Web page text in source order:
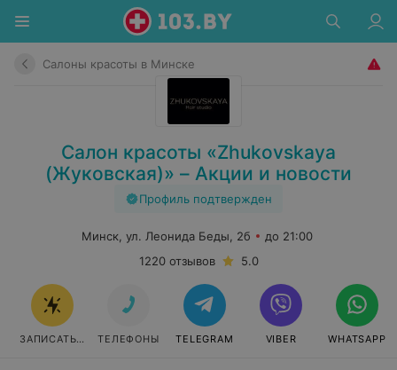
Салоны красоты в Минске
Салон красоты «Zhukovskaya
(Жуковская)» – Акции и новости
Профиль подтвержден
Минск, ул. Леонида Беды, 2б
до 21:00
1220 отзывов
5.0
ЗАПИСАТЬСЯ ТЕЛЕФОНЫ TELEGRAM VIBER WHATSAPP